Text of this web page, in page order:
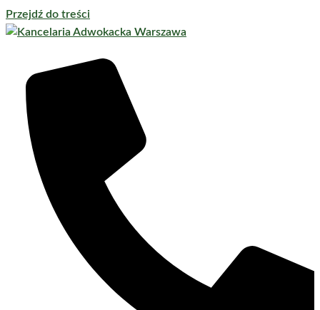
Przejdź do treści